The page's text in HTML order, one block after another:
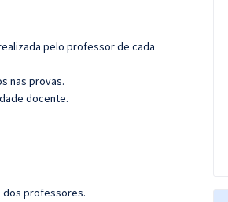
pelo professor de cada
nas provas.
docente.
dos professores.